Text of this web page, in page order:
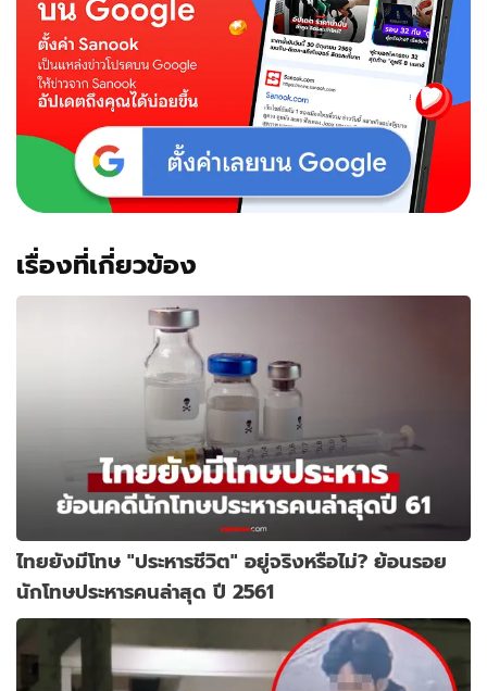
เรื่องที่เกี่ยวข้อง
ไทยยังมีโทษ "ประหารชีวิต" อยู่จริงหรือไม่? ย้อนรอย
นักโทษประหารคนล่าสุด ปี 2561